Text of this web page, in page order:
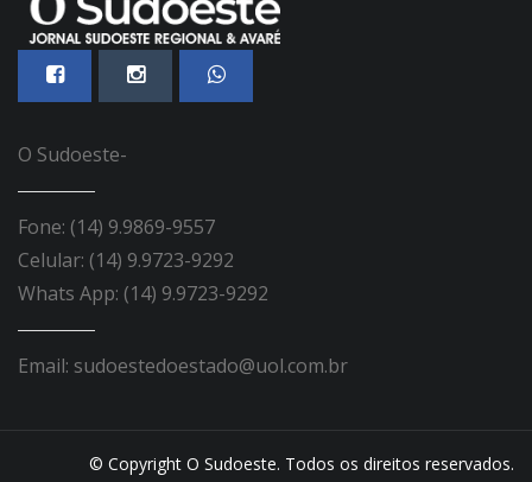
O Sudoeste-
Fone: (14) 9.9869-9557
Celular: (14) 9.9723-9292
Whats App: (14) 9.9723-9292
Email: sudoestedoestado@uol.com.br
© Copyright O Sudoeste. Todos os direitos reservados.